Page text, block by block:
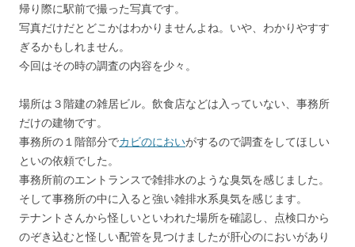
帰り際に駅前で撮った写真です。
写真だけだとどこかはわかりませんよね。いや、わかりやすす
ぎるかもしれません。
今回はその時の調査の内容を少々。
場所は３階建の雑居ビル。飲食店などは入っていない、事務所
だけの建物です。
事務所の１階部分でカビのにおいがするので調査をしてほしい
といの依頼でした。
事務所前のエントランスで雑排水のような臭気を感じました。
そして事務所の中に入ると強い雑排水系臭気を感じます。
テナントさんから怪しいといわれた場所を確認し、点検口から
のぞき込むと怪しい配管を見つけましたが肝心のにおいがあり